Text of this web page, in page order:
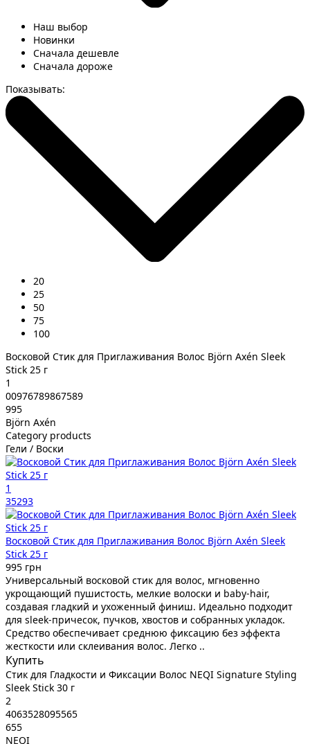
Наш выбор
Новинки
Сначала дешевле
Сначала дороже
Показывать:
20
25
50
75
100
Восковой Стик для Приглаживания Волос Björn Axén Sleek
Stick 25 г
1
00976789867589
995
Björn Axén
Category products
Гели / Воски
1
35293
Восковой Стик для Приглаживания Волос Björn Axén Sleek
Stick 25 г
995 грн
Универсальный восковой стик для волос, мгновенно
укрощающий пушистость, мелкие волоски и baby-hair,
создавая гладкий и ухоженный финиш. Идеально подходит
для sleek-причесок, пучков, хвостов и собранных укладок.
Средство обеспечивает среднюю фиксацию без эффекта
жесткости или склеивания волос. Легко ..
Купить
Стик для Гладкости и Фиксации Волос NEQI Signature Styling
Sleek Stick 30 г
2
4063528095565
655
NEQI